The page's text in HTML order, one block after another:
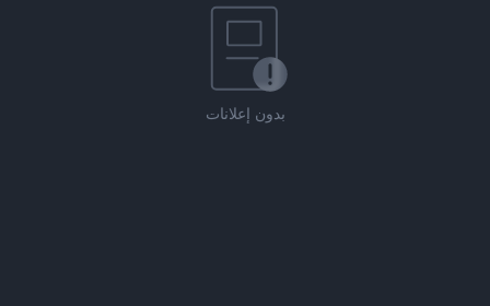
بدون إعلانات